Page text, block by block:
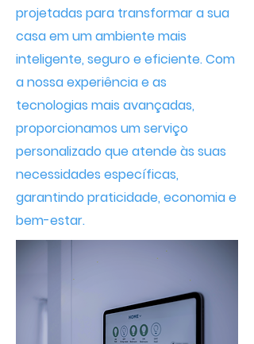
projetadas para transformar a sua
casa em um ambiente mais
inteligente, seguro e eficiente. Com
a nossa experiência e as
tecnologias mais avançadas,
proporcionamos um serviço
personalizado que atende às suas
necessidades específicas,
garantindo praticidade, economia e
bem-estar.